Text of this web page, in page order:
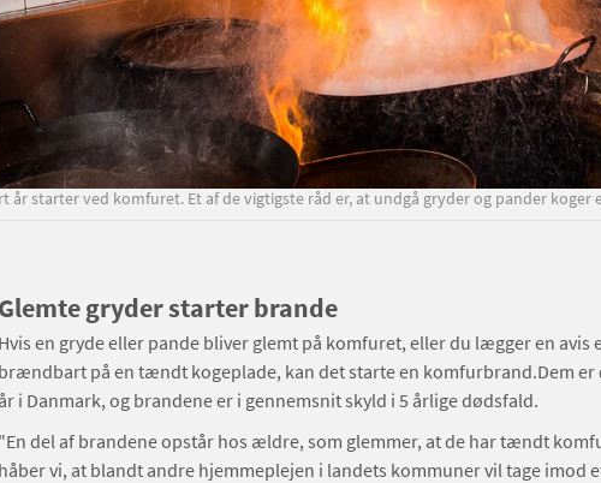
år starter ved komfuret. Et af de vigtigste råd er, at undgå gryder og pander koger
Glemte gryder starter brande
Hvis en gryde eller pande bliver glemt på komfuret, eller du lægger en avis
brændbart på en tændt kogeplade, kan det starte en komfurbrand.Dem er
år i Danmark, og brandene er i gennemsnit skyld i 5 årlige dødsfald.
"En del af brandene opstår hos ældre, som glemmer, at de har tændt
håber vi, at blandt andre hjemmeplejen i landets kommuner vil tage imod